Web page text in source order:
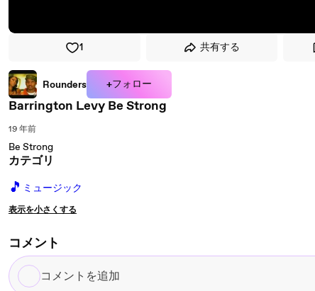
1 共有する
Rounders +フォロー
Barrington Levy Be Strong
19 年前
Be Strong
カテゴリ
🎵 ミュージック
表示を小さくする
コメント
コ